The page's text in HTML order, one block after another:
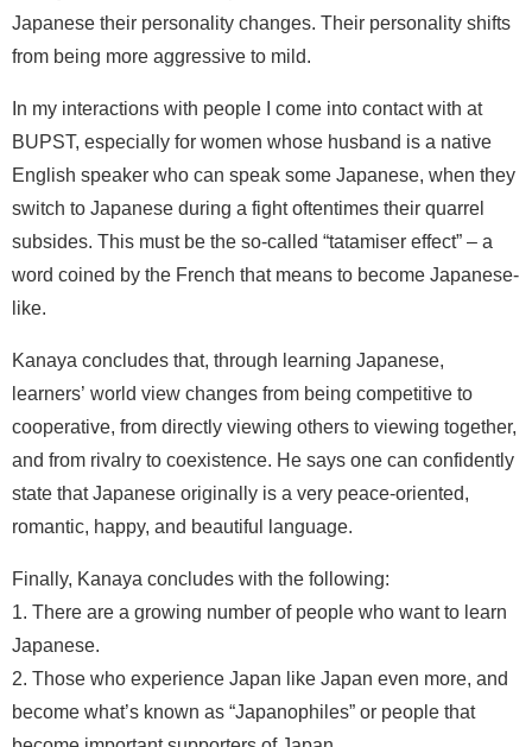
Japanese their personality changes. Their personality shifts
from being more aggressive to mild.
In my interactions with people I come into contact with at
BUPST, especially for women whose husband is a native
English speaker who can speak some Japanese, when they
switch to Japanese during a fight oftentimes their quarrel
subsides. This must be the so-called “tatamiser effect” – a
word coined by the French that means to become Japanese-
like.
Kanaya concludes that, through learning Japanese,
learners’ world view changes from being competitive to
cooperative, from directly viewing others to viewing together,
and from rivalry to coexistence. He says one can confidently
state that Japanese originally is a very peace-oriented,
romantic, happy, and beautiful language.
Finally, Kanaya concludes with the following:
1. There are a growing number of people who want to learn
Japanese.
2. Those who experience Japan like Japan even more, and
become what’s known as “Japanophiles” or people that